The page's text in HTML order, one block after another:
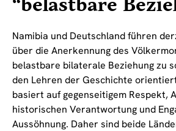
“belastbare
Namibia und Deutschland führen
über die Anerkennung des
belastbare bilaterale Beziehung zu
den Lehren der Geschichte
basiert auf gegenseitigem Respekt,
historischen Verantwortung und
Aussöhnung. Daher sind beide